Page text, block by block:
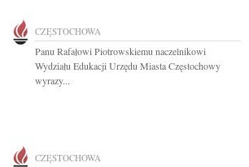
CZĘSTOCHOWA
Panu Rafałowi Piotrowskiemu naczelnikowi
Wydziału Edukacji Urzędu Miasta Częstochowy
wyrazy...
CZĘSTOCHOWA